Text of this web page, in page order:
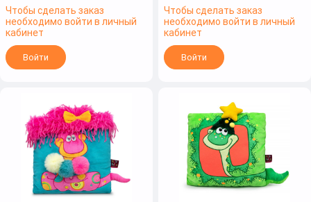
Чтобы сделать заказ
необходимо войти в личный
кабинет
Войти
Чтобы сделать заказ
необходимо войти в личный
кабинет
Войти